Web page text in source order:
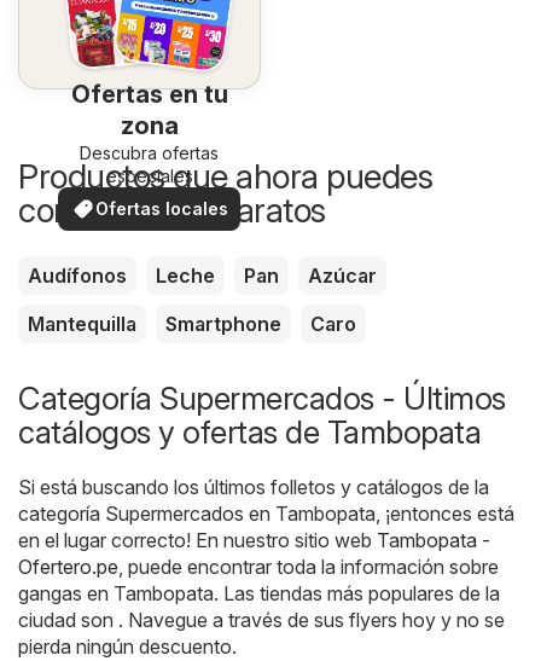
Ofertas en tu
zona
Descubra ofertas
especiales
Ofertas locales
Productos que ahora puedes
comprar más baratos
Audífonos Leche Pan
Azúcar
Mantequilla
Smartphone Caro
Categoría Supermercados - Últimos
catálogos y ofertas de Tambopata
Si está buscando los últimos folletos y catálogos de la
categoría Supermercados en Tambopata, ¡entonces está
en el lugar correcto! En nuestro sitio web Tambopata -
Ofertero.pe, puede encontrar toda la información sobre
gangas en Tambopata. Las tiendas más populares de la
ciudad son . Navegue a través de sus flyers hoy y no se
pierda ningún descuento.